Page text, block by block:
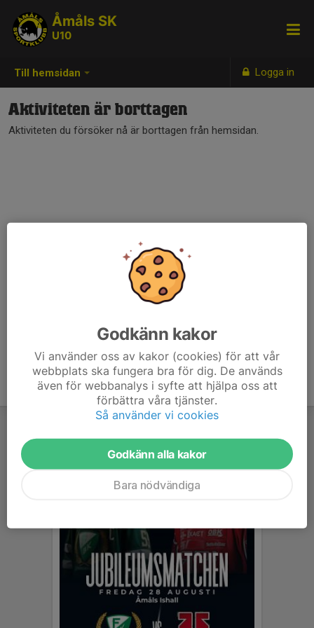
Till hemsidan Logga in
Åmåls SK
U10
Aktiviteten är borttagen
Aktiviteten du försöker nå är borttagen från hemsidan.
Godkänn kakor
Vi använder oss av kakor (cookies) för att vår
webbplats ska fungera bra för dig. De används
även för webbanalys i syfte att hjälpa oss att
förbättra våra tjänster.
Så använder vi cookies
Godkänn alla kakor
Bara nödvändiga